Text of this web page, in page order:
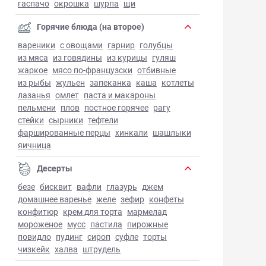
гаспачо окрошка шурпа щи
Горячие блюда (на второе)
вареники с овощами гарнир голубцы
из мяса из говядины из курицы гуляш
жаркое мясо по-французски отбивные
из рыбы жульен запеканка каша котлеты
лазанья омлет паста и макароны
пельмени плов постное горячее рагу
стейки сырники тефтели
фаршированные перцы хинкали шашлыки
яичница
Десерты
безе бисквит вафли глазурь джем
домашнее варенье желе зефир конфеты
конфитюр крем для торта мармелад
мороженое мусс пастила пирожные
повидло пудинг сироп суфле торты
чизкейк халва штрудель